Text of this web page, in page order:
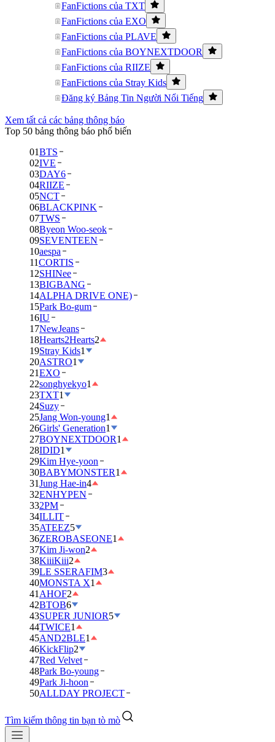
FanFictions của TXT
FanFictions của EXO
FanFictions của PLAVE
FanFictions của BOYNEXTDOOR
FanFictions của RIIZE
FanFictions của Stray Kids
Đăng ký Bảng Tin Người Nổi Tiếng
Xem tất cả các bảng thông báo
Top 50 bảng thông báo phổ biến
01BTS
02IVE
03DAY6
04RIIZE
05NCT
06BLACKPINK
07TWS
08Byeon Woo-seok
09SEVENTEEN
10aespa
11CORTIS
12SHINee
13BIGBANG
14ALPHA DRIVE ONE)
15Park Bo-gum
16IU
17NewJeans
18Hearts2Hearts2
19Stray Kids1
20ASTRO1
21EXO
22songhyekyo1
23TXT1
24Suzy
25Jang Won-young1
26Girls' Generation1
27BOYNEXTDOOR1
28IDID1
29Kim Hye-yoon
30BABYMONSTER1
31Jung Hae-in4
32ENHYPEN
332PM
34ILLIT
35ATEEZ5
36ZEROBASEONE1
37Kim Ji-won2
38KiiiKiii2
39LE SSERAFIM3
40MONSTA X1
41 AHOF2
42BTOB6
43SUPER JUNIOR5
44TWICE1
45AND2BLE1
46KickFlip2
47Red Velvet
48Park Bo-young
49Park Ji-hoon
50ALLDAY PROJECT
Tìm kiếm thông tin bạn tò mò